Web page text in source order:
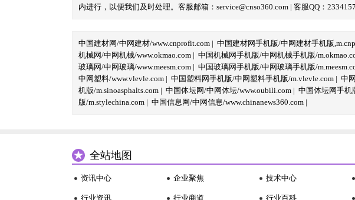
内进行，以便我们及时处理。客服邮箱：service@cnso360.com | 客服QQ：
中国建材网/中网建材/www.cnprofit.com | 中国建材网手机版/中网建材手机版
机械网/中网机械/www.okmao.com | 中国机械网手机版/中网机械手机版/
玻璃网/中网玻璃/www.meesm.com | 中国玻璃网手机版/中网玻璃手机版/
中网塑料/www.vlevle.com | 中国塑料网手机版/中网塑料手机版/m.vlevle.com | 中
机版/m.sinoasphalts.com | 中国体坛网/中网体坛/www.oubili.com | 中国体坛网手机
版/m.stylechina.com | 中国信息网/中网信息/www.chinanews360.com |
全站地图
资讯中心
行业资讯
企业聚焦
行业商道
技术中心
行业百科